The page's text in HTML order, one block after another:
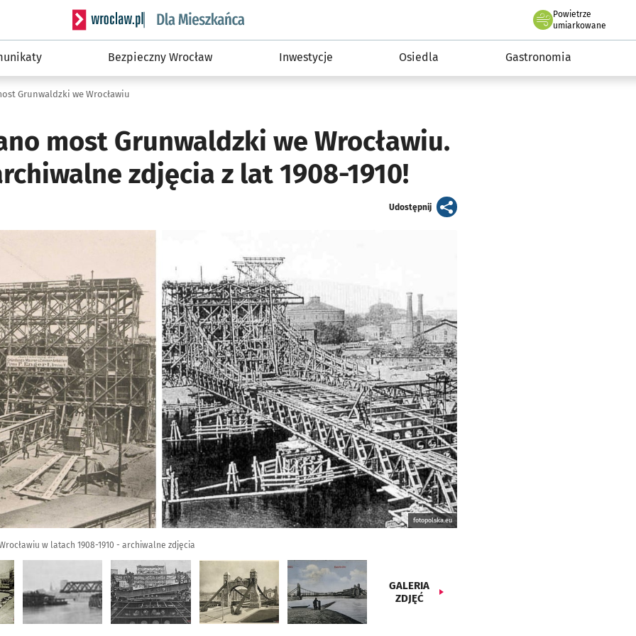
Serwis informacyjny wroclaw.pl podserwis: Dla mieszkańca
Powietrze
we Wrocławiu
umiarkowane
Bezpieczny Wrocław Inwestycje Osiedla Gastronomia
Grunwaldzki we Wrocławiu
most Grunwaldzki we Wrocławiu.
zdjęcia z lat 1908-1910!
Udostępnijartykuł
fotopolska.eu
w latach 1908-1910 - archiwalne zdjęcia
GALERIA
ZDJĘĆ